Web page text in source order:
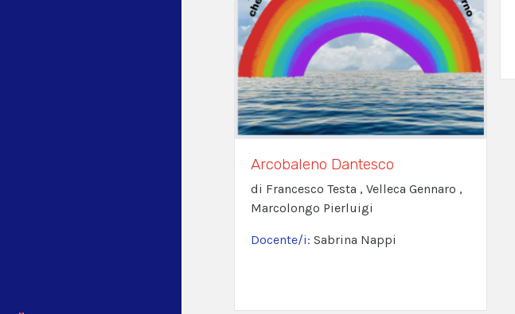
Arcobaleno Dantesco
di Francesco Testa , Velleca Gennaro ,
Marcolongo Pierluigi
Docente/i:Sabrina Nappi